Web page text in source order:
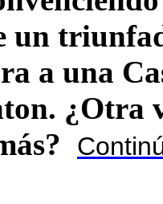
un
a una
¿Otra